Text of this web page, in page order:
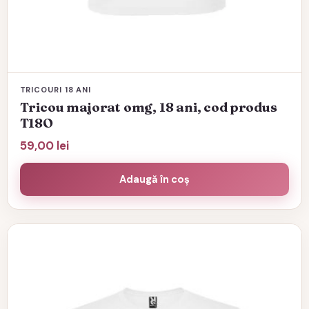
TRICOURI 18 ANI
Tricou majorat omg, 18 ani, cod produs
T18O
59,00 lei
Adaugă în coș
Acest